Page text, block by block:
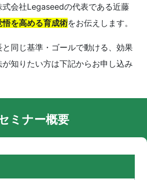
式会社Legaseedの代表である近藤
を高める育成術をお伝えします。
同じ基準・ゴールで動ける、効果
知りたい方は下記からお申し込み
ミナー概要